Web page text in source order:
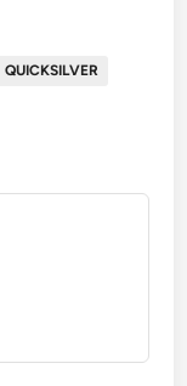
QUICKSILVER